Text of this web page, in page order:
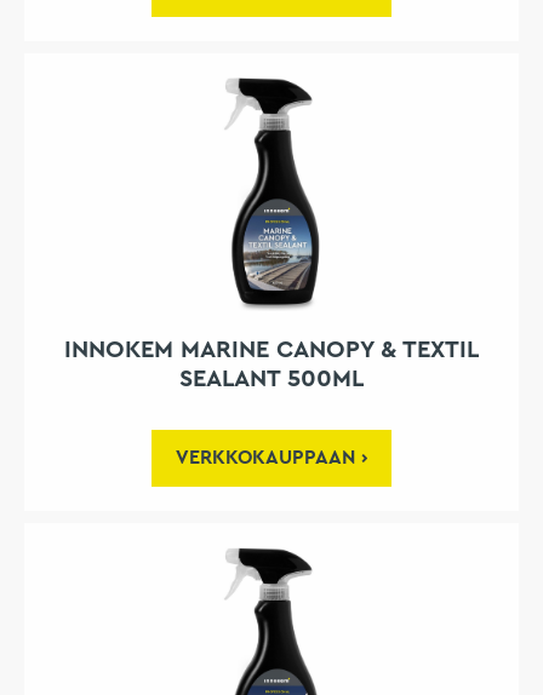
INNOKEM MARINE CANOPY & TEXTIL
SEALANT 500ML
VERKKOKAUPPAAN